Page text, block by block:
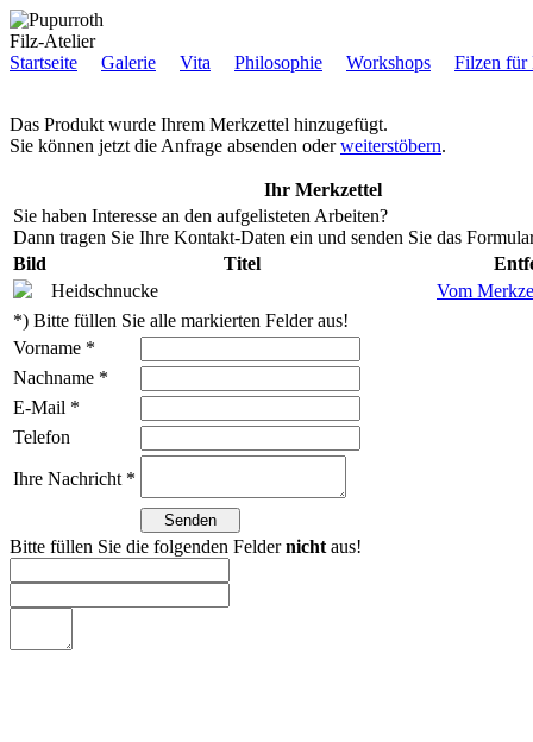
Filz-Atelier
Startseite
Galerie Vita Philosophie Workshops Filzen für
Das Produkt wurde Ihrem Merkzettel hinzugefügt.
Sie können jetzt die Anfrage absenden oderweiterstöbern.
Ihr Merkzettel
Sie haben Interesse an den aufgelisteten Arbeiten?
Dann tragen Sie Ihre Kontakt-Daten ein und senden Sie das
Bild
Titel
Heidschnucke
Vom
*) Bitte füllen Sie alle markierten Felder aus!
Vorname *
Nachname *
E-Mail *
Telefon
Ihre Nachricht *
Bitte füllen Sie die folgenden Feldernicht aus!